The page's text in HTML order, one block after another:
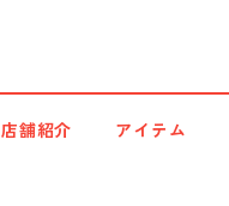
店舗紹介 アイテム